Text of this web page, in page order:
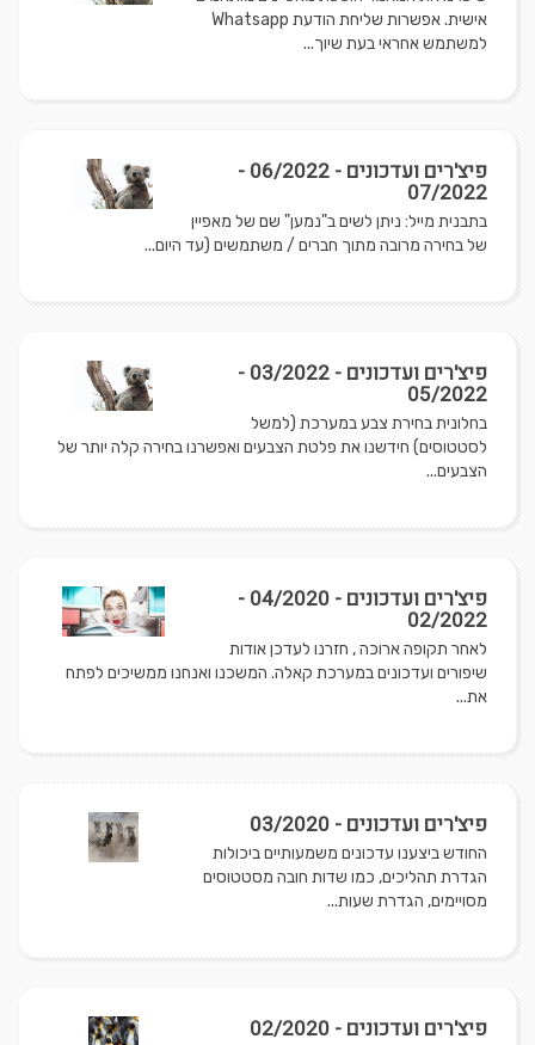
אישית. אפשרות שליחת הודעת Whatsapp
למשתמש אחראי בעת שיוך...
פיצ'רים ועדכונים - 06/2022 -
07/2022
בתבנית מייל: ניתן לשים ב"נמען" שם של מאפיין
של בחירה מרובה מתוך חברים / משתמשים (עד היום...
פיצ'רים ועדכונים - 03/2022 -
05/2022
בחלונית בחירת צבע במערכת (למשל
לסטטוסים) חידשנו את פלטת הצבעים ואפשרנו בחירה קלה יותר של
הצבעים...
פיצ'רים ועדכונים - 04/2020 -
02/2022
לאחר תקופה ארוכה , חזרנו לעדכן אודות
שיפורים ועדכונים במערכת קאלה. המשכנו ואנחנו ממשיכים לפתח
את...
פיצ'רים ועדכונים - 03/2020
החודש ביצענו עדכונים משמעותיים ביכולות
הגדרת תהליכים, כמו שדות חובה מסטטוסים
מסויימים, הגדרת שעות...
פיצ'רים ועדכונים - 02/2020